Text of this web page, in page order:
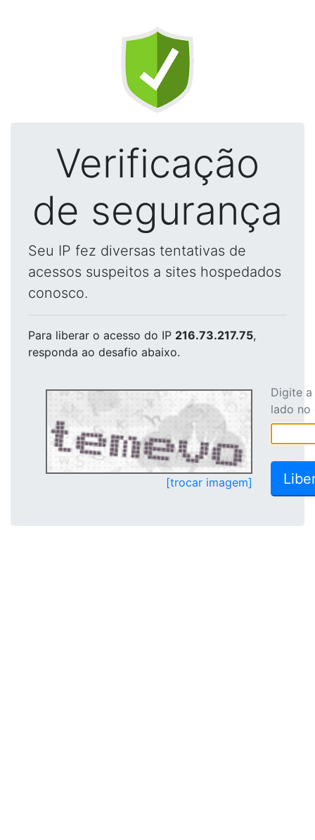
Verificação
de segurança
Seu IP fez diversas tentativas de
acessos suspeitos a sites hospedados
conosco.
Para liberar o acesso do IP 216.73.217.75,
responda ao desafio abaixo.
[trocar imagem]
Digite
lado no